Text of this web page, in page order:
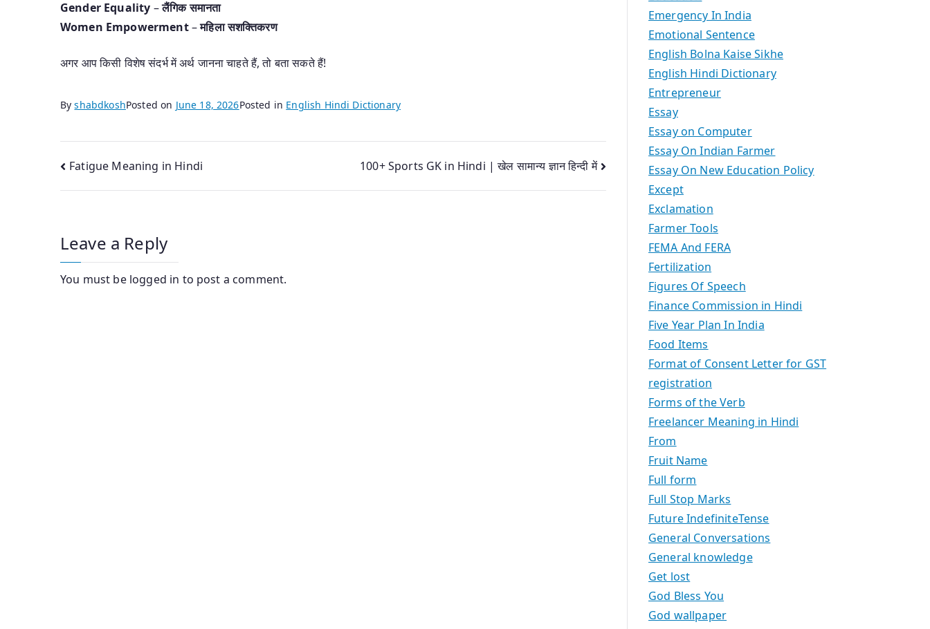
Gender Equality –लैंगिक समानता
Women Empowerment–महिला सशक्तिकरण
अगर आप किसी विशेष संदर्भ में अर्थ जानना चाहते हैं, तो बता सकते हैं!
ByshabdkoshPosted on June 18, 2026Posted in English Hindi Dictionary
Post
navigation
Fatigue Meaning in Hindi 100+ Sports GK in Hindi | खेल सामान्य ज्ञान हिन्दी में
Leave a Reply
You must be logged in to post a comment.
Emergency In India
Emotional Sentence
English Bolna Kaise Sikhe
English Hindi Dictionary
Entrepreneur
Essay
Essay on Computer
Essay On Indian Farmer
Essay On New Education Policy
Except
Exclamation
Farmer Tools
FEMA And FERA
Fertilization
Figures Of Speech
Finance Commission in Hindi
Five Year Plan In India
Food Items
Format of Consent Letter for GST
registration
Forms of the Verb
Freelancer Meaning in Hindi
From
Fruit Name
Full form
Full Stop Marks
Future IndefiniteTense
General Conversations
General knowledge
Get lost
God Bless You
God wallpaper